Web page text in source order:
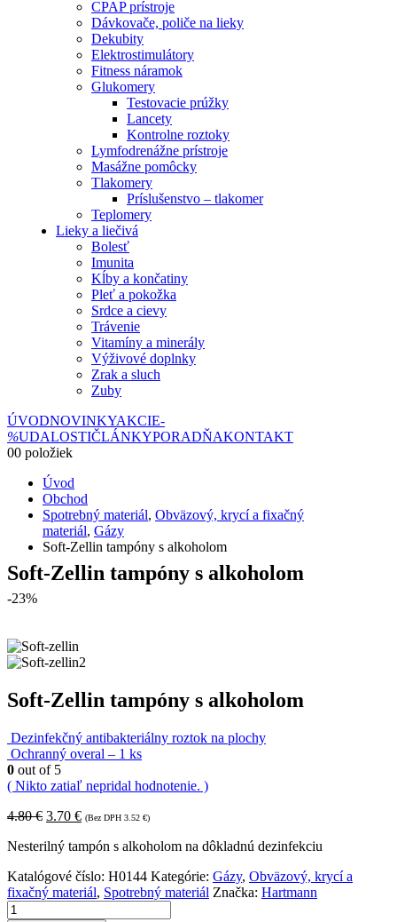
CPAP prístroje
Dávkovače, poliče na lieky
Dekubity
Elektrostimulátory
Fitness náramok
Glukomery
Testovacie prúžky
Lancety
Kontrolne roztoky
Lymfodrenážne prístroje
Masážne pomôcky
Tlakomery
Príslušenstvo – tlakomer
Teplomery
Lieky a liečivá
Bolesť
Imunita
Kĺby a končatiny
Pleť a pokožka
Srdce a cievy
Trávenie
Vitamíny a minerály
Výživové doplnky
Zrak a sluch
Zuby
ÚVODNOVINKYAKCIE-
%UDALOSTIČLÁNKYPORADŇAKONTAKT
00 položiek
Úvod
Obchod
Spotrebný materiál, Obväzový, krycí a fixačný
materiál, Gázy
Soft-Zellin tampóny s alkoholom
Soft-Zellin tampóny s alkoholom
-23%
Soft-Zellin tampóny s alkoholom
Dezinfekčný antibakteriálny roztok na plochy
Ochranný overal – 1 ks
0 out of 5
( Nikto zatiaľ nepridal hodnotenie. )
4.80€ 3.70 € (Bez DPH 3.52 €)
Nesterilný tampón s alkoholom na dôkladnú dezinfekciu
Katalógové číslo: H0144 Kategórie: Gázy, Obväzový, krycí a
fixačný materiál, Spotrebný materiál Značka: Hartmann